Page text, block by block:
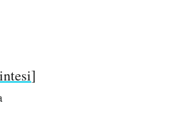
]